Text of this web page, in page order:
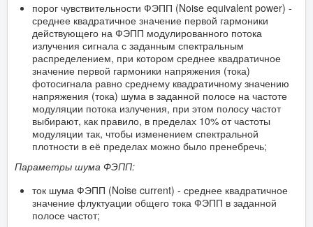
порог чувствительности ФЭПП (Noise equivalent power) -
среднее квадратичное значение первой гармоники
действующего на ФЭПП модулированного потока
излучения сигнала с заданным спектральным
распределением, при котором среднее квадратичное
значение первой гармоники напряжения (тока)
фотосигнала равно среднему квадратичному значению
напряжения (тока) шума в заданной полосе на частоте
модуляции потока излучения, при этом полосу частот
выбирают, как правило, в пределах 10% от частоты
модуляции так, чтобы изменением спектральной
плотности в её пределах можно было пренебречь;
Параметры шума ФЭПП:
ток шума ФЭПП (Noise current) - среднее квадратичное
значение флуктуации общего тока ФЭПП в заданной
полосе частот;